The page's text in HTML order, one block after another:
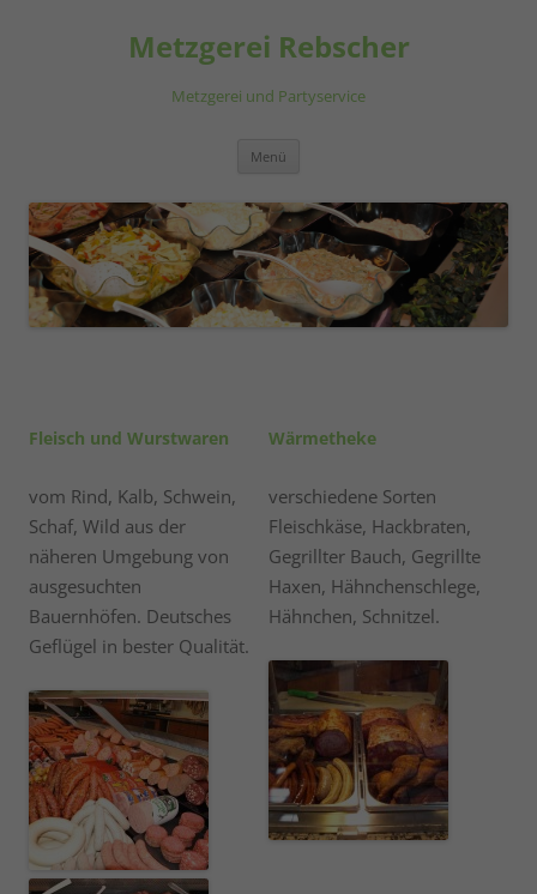
Metzgerei Rebscher
Metzgerei und Partyservice
Menü
Fleisch und Wurstwaren
vom Rind, Kalb, Schwein,
Schaf, Wild aus der
näheren Umgebung von
ausgesuchten
Bauernhöfen. Deutsches
Geflügel in bester Qualität.
Wärmetheke
verschiedene Sorten
Fleischkäse, Hackbraten,
Gegrillter Bauch, Gegrillte
Haxen, Hähnchenschlege,
Hähnchen, Schnitzel.